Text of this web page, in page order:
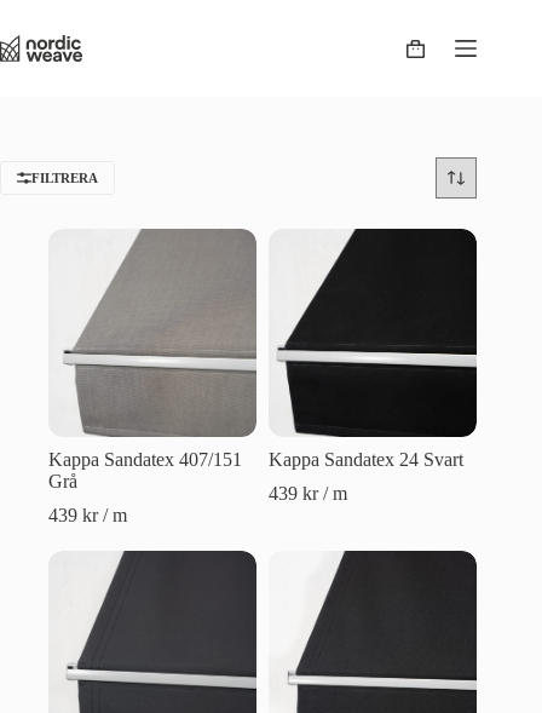
FILTRERA
Kappa Sandatex 407/151
Grå
439 kr / m
Kappa Sandatex 24 Svart
439kr / m